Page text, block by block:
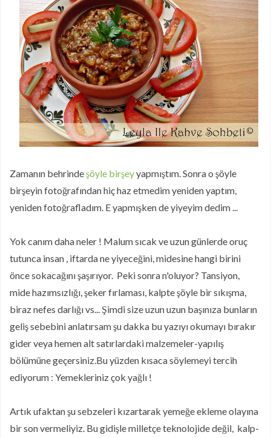
Puf Puf Muzlu Pankek
Nefis Patatesli Dilim Börek
Taze Otlu Kaygana
Ramazan'da Nasıl Beslenmelisiniz?
Limonlu Pamuk Kek
Hatay Yöresinden En Özel Lezzetlerin
Online Mağazası Hataykoy.com
Mor Havuçlu Ekşi Mayalı Ekmek
Zamanın behrindeşöyle birşeyyapmıştım. Sonra o şöyle
birşeyin fotoğrafından hiç haz etmedim yeniden yaptım,
yeniden fotoğrafladım. E yapmışken de yiyeyim dedim ...
Yok canım daha neler ! Malum sıcak ve uzun günlerde oruç
tutunca insan , iftarda ne yiyeceğini, midesine hangi birini
önce sokacağını şaşırıyor. Peki sonra n'oluyor? Tansiyon,
mide hazımsızlığı, şeker fırlaması, kalpte şöyle bir sıkışma,
biraz nefes darlığı vs... Şimdi size uzun uzun başınıza bunların
geliş sebebini anlatırsam şu dakka bu yazıyı okumayı bırakır
gider veya hemen alt satırlardaki malzemeler-yapılış
bölümüne geçersiniz.Bu yüzden kısaca söylemeyi tercih
ediyorum : Yemekleriniz çok yağlı !
Artık ufaktan şu sebzeleri kızartarak yemeğe ekleme olayına
bir son vermeliyiz. Bu gidişle milletçe teknolojide değil, kalp-